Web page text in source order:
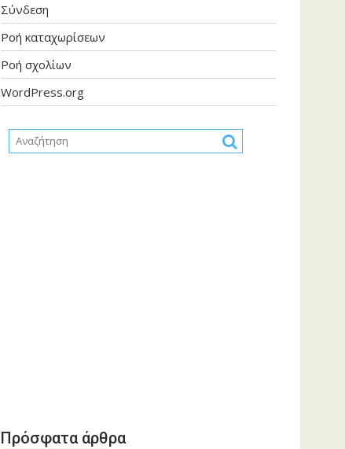
Σύνδεση
Ροή καταχωρίσεων
Ροή σχολίων
WordPress.org
Πρόσφατα άρθρα